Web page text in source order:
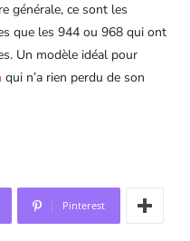
générale, ce sont les
que les 944 ou 968 qui ont
Un modèle idéal pour
qui n’a rien perdu de son
Pinterest